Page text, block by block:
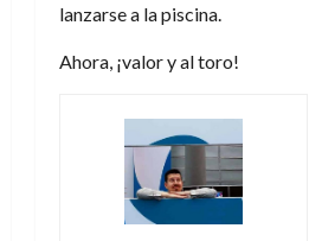
lanzarse a la piscina.
Ahora, ¡valor y al toro!